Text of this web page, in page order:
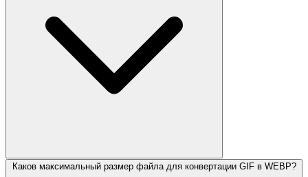
Каков максимальный размер файла для конвертации GIF в WEBP?